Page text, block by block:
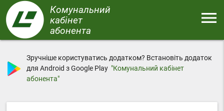
Перейти
до
основного
вмісту
Комунальний
кабінет
абонента
menu
Зручніше користуватись додатком? Встановіть додаток
для Android з Google Play "Комунальний кабінет
абонента"